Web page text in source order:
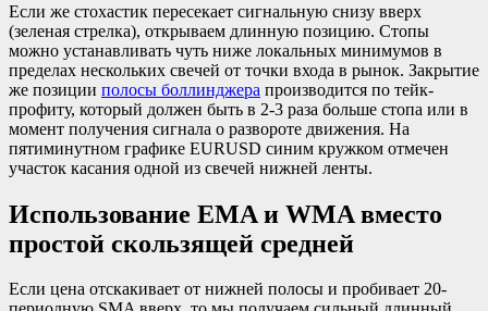
Если же стохастик пересекает сигнальную снизу вверх
(зеленая стрелка), открываем длинную позицию. Стопы
можно устанавливать чуть ниже локальных минимумов в
пределах нескольких свечей от точки входа в рынок. Закрытие
же позиции полосы боллинджера производится по тейк-
профиту, который должен быть в 2-3 раза больше стопа или в
момент получения сигнала о развороте движения. На
пятиминутном графике EURUSD синим кружком отмечен
участок касания одной из свечей нижней ленты.
Использование EMA и WMA вместо
простой скользящей средней
Если цена отскакивает от нижней полосы и пробивает 20-